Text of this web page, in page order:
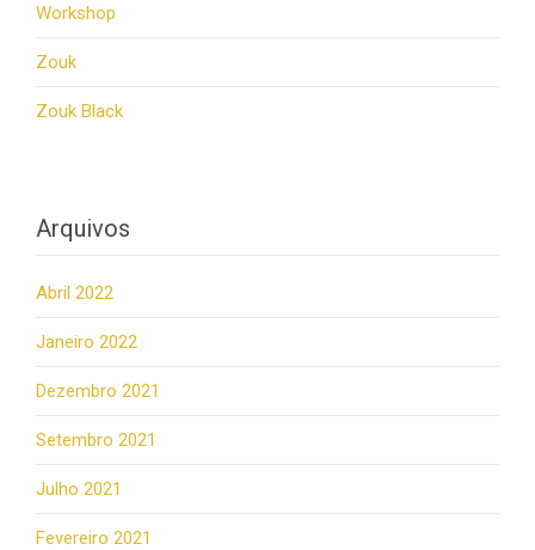
Workshop
Zouk
Zouk Black
Arquivos
Abril 2022
Janeiro 2022
Dezembro 2021
Setembro 2021
Julho 2021
Fevereiro 2021